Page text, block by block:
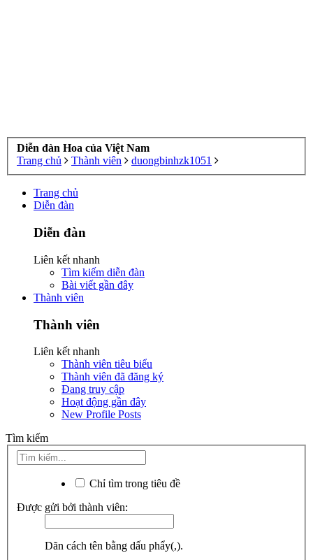
Diễn đàn Hoa của Việt Nam
Trang chủ
Thành viên duongbinhzk1051
Trang chủ
Diễn đàn
Diễn đàn
Liên kết nhanh
Tìm kiếm diễn đàn
Bài viết gần đây
Thành viên
Thành viên
Liên kết nhanh
Thành viên tiêu biểu
Thành viên đã đăng ký
Đang truy cập
Hoạt động gần đây
New Profile Posts
Tìm kiếm
Chỉ tìm trong tiêu đề
Được gửi bởi thành viên:
Dãn cách tên bằng dấu phẩy(,).